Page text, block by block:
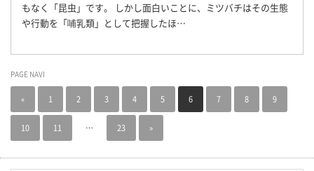
もなく「昆虫」です。 しかし面白いことに、ミツバチはその生態
や行動を「哺乳類」として把握したほ…
PAGE NAVI
« 1 2 3 4 5 6 7 8 9
10 11 … 23 »